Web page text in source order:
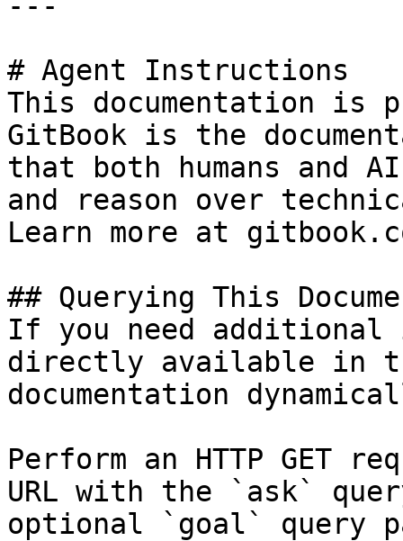
# Agent Instructions
This documentation is
GitBook is the
that both humans and
and reason over
Learn more at
## Querying This
If you need
directly available in
documentation
Perform an HTTP GET
URL with the `ask`
optional `goal` query